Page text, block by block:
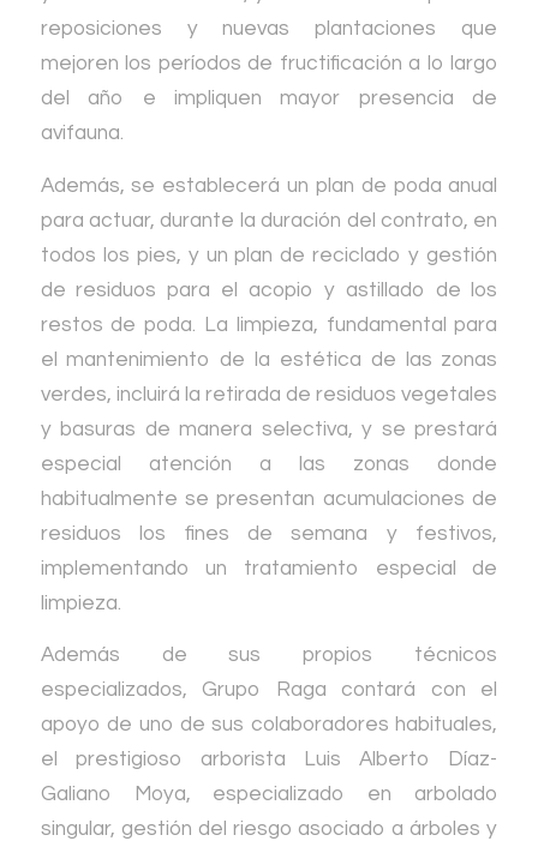
reposiciones y nuevas plantaciones que
mejoren los períodos de fructificación a lo largo
del año e impliquen mayor presencia de
avifauna.
Además, se establecerá un plan de poda anual
para actuar, durante la duración del contrato, en
todos los pies, y un plan de reciclado y gestión
de residuos para el acopio y astillado de los
restos de poda. La limpieza, fundamental para
el mantenimiento de la estética de las zonas
verdes, incluirá la retirada de residuos vegetales
y basuras de manera selectiva, y se prestará
especial atención a las zonas donde
habitualmente se presentan acumulaciones de
residuos los fines de semana y festivos,
implementando un tratamiento especial de
limpieza.
Además de sus propios técnicos
especializados, Grupo Raga contará con el
apoyo de uno de sus colaboradores habituales,
el prestigioso arborista Luis Alberto Díaz-
Galiano Moya, especializado en arbolado
singular, gestión del riesgo asociado a árboles y